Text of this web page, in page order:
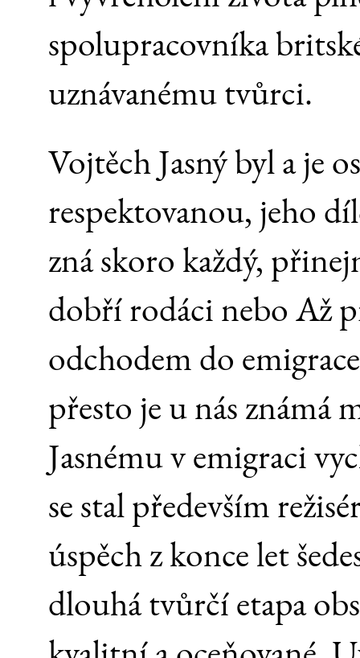
spolupracovníka
uznávanému tvůrci.
Vojtěch Jasný byl a je
respektovanou, jeho
zná skoro každý,
dobří rodáci nebo Až
odchodem do
přesto je u nás známá
Jasnému v emigraci
se stal především
úspěch z konce let
dlouhá tvůrčí etapa